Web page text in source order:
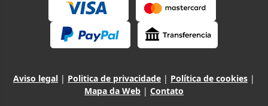
Aviso legal | Politica de privacidade | Política de cookies |
Mapa da Web | Contato